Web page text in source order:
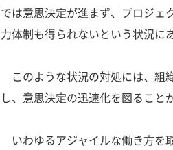
では意思決定が進まず、プロジェ
力体制も得られないという状況に
このような状況の対処には、組
し、意思決定の迅速化を図ること
いわゆるアジャイルな働き方を